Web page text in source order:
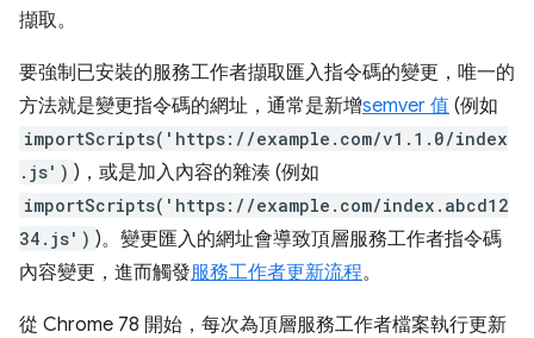
擷取。
要強制已安裝的服務工作者擷取匯入指令碼的變更，唯一的
方法就是變更指令碼的網址，通常是新增semver 值 (例如
importScripts('https://example.com/v1.1.0/index
.js') )，或是加入內容的雜湊 (例如
importScripts('https://example.com/index.abcd12
34.js') )。變更匯入的網址會導致頂層服務工作者指令碼
內容變更，進而觸發服務工作者更新流程。
從 Chrome 78 開始，每次為頂層服務工作者檔案執行更新